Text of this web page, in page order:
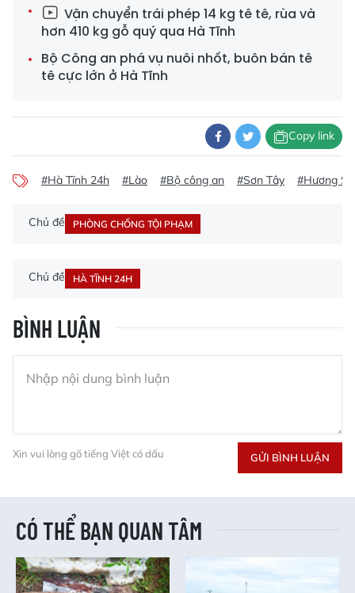
Vận chuyển trái phép 14 kg tê tê, rùa và
hơn 410 kg gỗ quý qua Hà Tĩnh
Bộ Công an phá vụ nuôi nhốt, buôn bán tê
tê cực lớn ở Hà Tĩnh
Copy link
#Hà Tĩnh 24h #Lào #Bộ công an #Sơn Tây #Hương
Chủ đề PHÒNG CHỐNG TỘI PHẠM
Chủ đề HÀ TĨNH 24H
BÌNH LUẬN
Xin vui lòng gõ tiếng Việt có dấu GỬI BÌNH LUẬN
CÓ THỂ BẠN QUAN TÂM